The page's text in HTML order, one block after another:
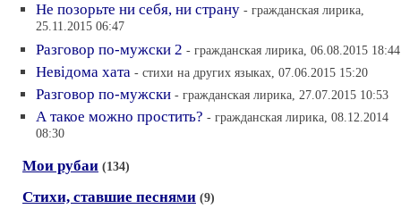
Не позорьте ни себя, ни страну - гражданская лирика,
25.11.2015 06:47
Разговор по-мужски 2 - гражданская лирика, 06.08.2015 18:44
Невiдома хата - стихи на других языках, 07.06.2015 15:20
Разговор по-мужски - гражданская лирика, 27.07.2015 10:53
А такое можно простить? - гражданская лирика, 08.12.2014
08:30
Мои рубаи (134)
Стихи, ставшие песнями (9)